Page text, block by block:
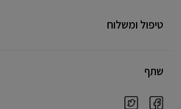
טיפול ומשלוח
שתף